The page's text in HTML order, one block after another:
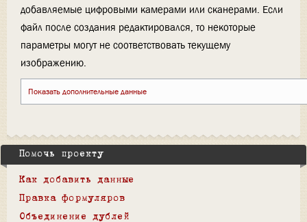
добавляемые цифровыми камерами или сканерами. Если
файл после создания редактировался, то некоторые
параметры могут не соответствовать текущему
изображению.
Показать дополнительные данные
Помочь проекту
Как добавить данные
Правка формуляров
Объединение дублей